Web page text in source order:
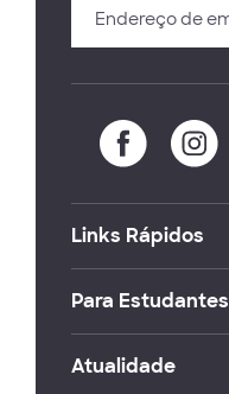
Links Rápidos
Para Estudantes
Atualidade